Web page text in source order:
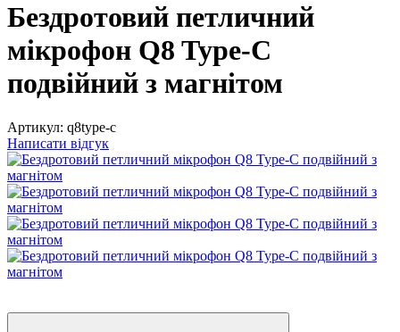
Бездротовий петличний
мікрофон Q8 Type-C
подвійний з магнітом
Артикул: q8type-c
Написати відгук